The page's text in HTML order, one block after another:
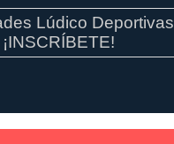
Lúdico Deportivas
¡INSCRÍBETE!